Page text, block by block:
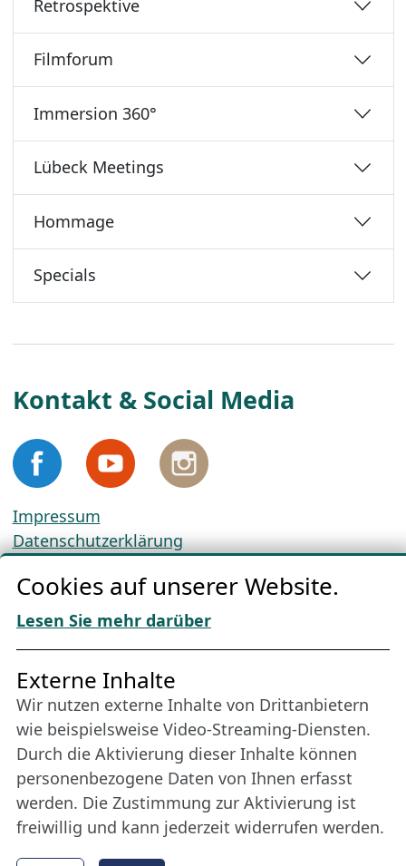
Retrospektive
Filmforum
Immersion 360°
Lübeck Meetings
Hommage
Specials
Kontakt & Social Media
Impressum
Datenschutzerklärung
AGBs
Download „Nordic Tango“
Freundes­kreis
Bleiben Sie uns das ganze Jahr über verbunden:
Werden Sie Freund der Nordischen Filmtage
Lübeck.
Mehr erfahren
Cookies auf unserer Website.
Lesen Sie mehr darüber
Externe Inhalte
Wir nutzen externe Inhalte von Drittanbietern
wie beispielsweise Video-Streaming-Diensten.
Durch die Aktivierung dieser Inhalte können
personenbezogene Daten von Ihnen erfasst
werden. Die Zustimmung zur Aktivierung ist
freiwillig und kann jederzeit widerrufen werden.